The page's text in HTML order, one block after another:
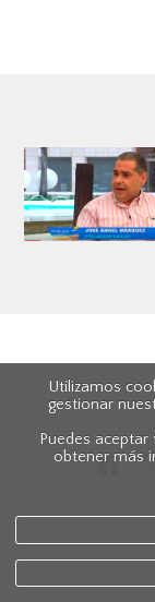
Utilizamos
gestionar
Puedes aceptar
obtener más